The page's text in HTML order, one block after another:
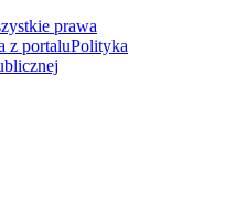
prawa
z portaluPolityka